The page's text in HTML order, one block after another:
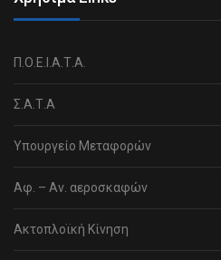
Π.Ο.Ε.Ι.Α.Τ.Α.
Σ.Α.Τ.Α
Υπουργείο Μεταφορών
Αφ. – Αν. αεροσκαφών
Ακτοπλοϊκή Κίνηση